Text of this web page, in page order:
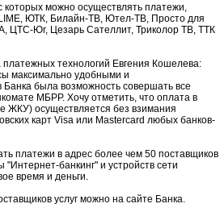
которых можно осуществлять платежи,
ЮТК, Билайн-ТВ, Ютел-ТВ, Просто для
ЦТС-Юг, Цезарь Сателлит, Триколор ТВ, ТТК
технологий Евгения Кошелева:
максимально удобными и
была возможность совершать все
МБРР. Хочу отметить, что оплата в
ЖКУ) осуществляется без взимания
карт Visa или Mastercard любых банков-
платежи в адрес более чем 50 поставщиков
банкинг" и устройств сети
время и деньги.
услуг можно на сайте Банка.